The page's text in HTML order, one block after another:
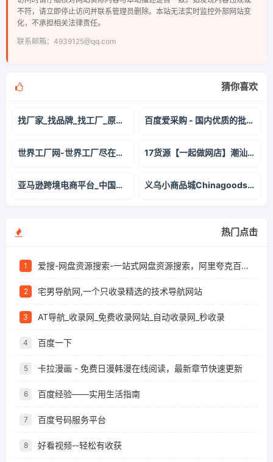
不符，请立即停止访问并联系管理员删除。本站无法实时监控外部网站变
化，不承担相关法律责任。
联系邮箱：4939125@qq.com
猜你喜欢
找厂家_找品牌_找工厂_原料供应商_找供应商_厂家信息_分享厂家信息 - 爱分享 - 爱厂家 百度爱采购 - 国内优质的批发采购平台、货源批发网、进货渠道
世界工厂网-世界工厂尽在世界工厂网 17货源【一起做网店】潮汕服装批发_一手货源网17网_潮汕批发市场拿货网
亚马逊跨境电商平台_中国卖家注册官网_开店入驻登录_Amazon亚马逊 义乌小商品城Chinagoods平台-全球最大小商品市场官方平台
热门点击
1 爱搜-网盘资源搜索-一站式网盘资源搜索，阿里夸克百度迅雷UC全聚合
2 宅男导航网,一个只收录精选的技术导航网站
3 AT导航_收录网_免费收录网站_自动收录网_秒收录
4 百度一下
5 卡拉漫画 - 免费日漫韩漫在线阅读，最新章节快速更新
6 百度经验——实用生活指南
7 百度号码服务平台
8 好看视频--轻松有收获